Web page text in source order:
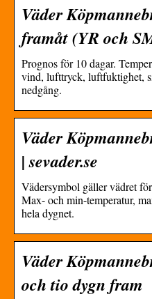
Väder
framåt (YR och
Prognos för 10 dagar.
vind, lufttryck, luftfuktighet,
nedgång.
Väder
| sevader.se
Vädersymbol gäller vädret
Max- och min-temperatur,
hela dygnet.
Väder
och tio dygn fram